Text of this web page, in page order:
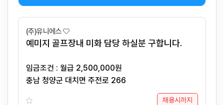
(주)유니에스
예미지 골프장내 미화 담당 하실분 구합니다.
임금조건 : 월급 2,500,000원
충남 청양군 대치면 주전로 266
채용시까지